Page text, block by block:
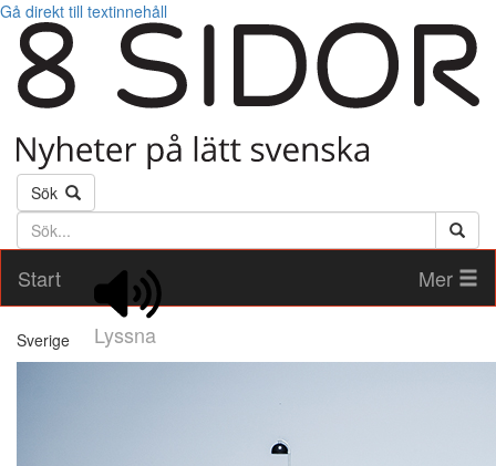
Gå direkt till textinnehåll
Sök
Söktext
Start
Lyssna
Mer
Sverige